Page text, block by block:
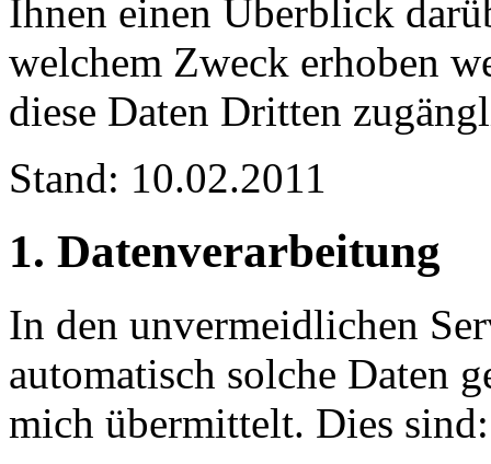
Ihnen einen Überblick
welchem Zweck erhoben
diese Daten Dritten
Stand: 10.02.2011
1. Datenverarbeitung
In den unvermeidlichen
automatisch solche Daten
mich übermittelt. Dies sind: